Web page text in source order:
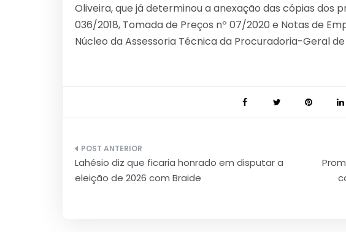
Oliveira, que já determinou a anexação das cópias dos
036/2018, Tomada de Preços nº 07/2020 e Notas de
Núcleo da Assessoria Técnica da Procuradoria-Geral
Navegação
de
Lahésio diz que ficaria honrado em disputar a
eleição de 2026 com Braide